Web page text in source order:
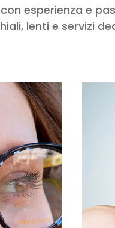
esperienza e
lenti e servizi